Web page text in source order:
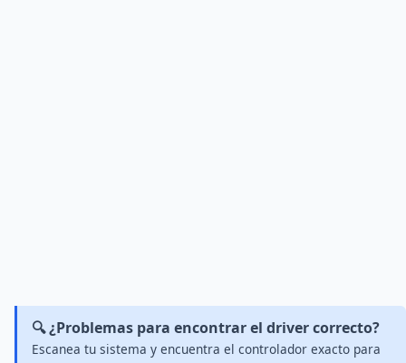
🔍 ¿Problemas para encontrar el driver correcto?
Escanea tu sistema y encuentra el controlador exacto para